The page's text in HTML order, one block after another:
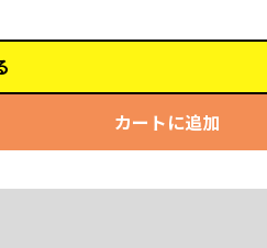
カートに追加